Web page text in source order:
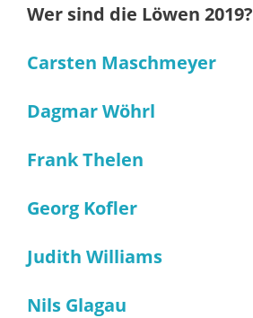
Wer sind die Löwen 2019?
Carsten Maschmeyer
Dagmar Wöhrl
Frank Thelen
Georg Kofler
Judith Williams
Nils Glagau